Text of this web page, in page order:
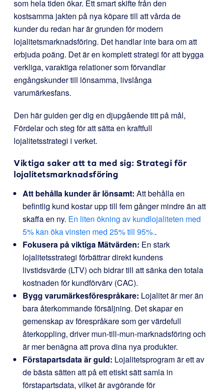
som hela tiden ökar. Ett smart skifte från den
kostsamma jakten på nya köpare till att vårda de
kunder du redan har är grunden för modern
lojalitetsmarknadsföring. Det handlar inte bara om att
erbjuda poäng. Det är en komplett strategi för att bygga
verkliga, varaktiga relationer som förvandlar
engångskunder till lönsamma, livslånga
varumärkesfans.
Den här guiden ger dig en djupgående titt på mål,
Fördelar och steg för att sätta en kraftfull
lojalitetsstrategi i verket.
Viktiga saker att ta med sig: Strategi för
lojalitetsmarknadsföring
Att behålla kunder är lönsamt: Att behålla en
befintlig kund kostar upp till fem gånger mindre än att
skaffa en ny. En liten ökning av kundlojaliteten med
5% kan öka vinsten med 25% till 95%..
Fokusera på viktiga Mätvärden: En stark
lojalitetsstrategi förbättrar direkt kundens
livstidsvärde (LTV) och bidrar till att sänka den totala
kostnaden för kundförvärv (CAC).
Bygg varumärkesförespråkare: Lojalitet är mer än
bara återkommande försäljning. Det skapar en
gemenskap av förespråkare som ger värdefull
återkoppling, driver mun-till-mun-marknadsföring och
är mer benägna att prova dina nya produkter.
Förstapartsdata är guld: Lojalitetsprogram är ett av
de bästa sätten att på ett etiskt sätt samla in
förstapartsdata, vilket är avgörande för